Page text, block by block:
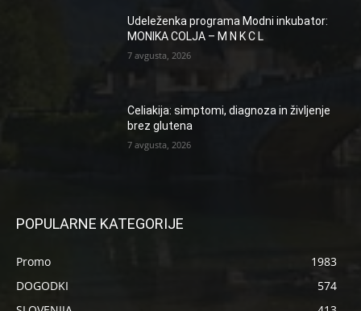
Udeleženka programa Modni inkubator:
MONIKA COLJA – M N K C L
7 avgusta, 2026
Celiakija: simptomi, diagnoza in življenje
brez glutena
7 avgusta, 2026
POPULARNE KATEGORIJE
Promo
1983
DOGODKI
574